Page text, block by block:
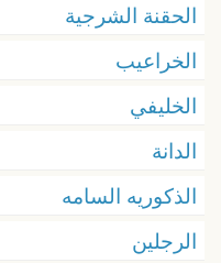
الحقنة الشرجية
الخراعيب
الخليفي
الدانة
الذكوريه السامه
الرجلين